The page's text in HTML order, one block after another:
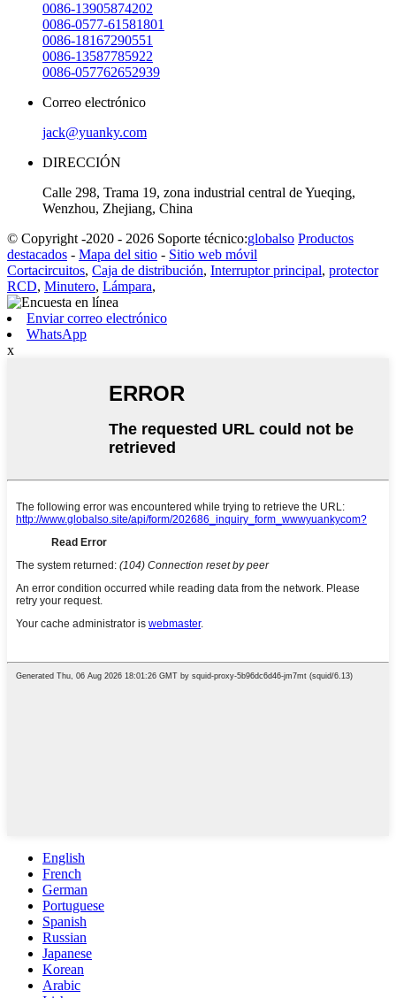
0086-13905874202
0086-0577-61581801
0086-18167290551
0086-13587785922
0086-057762652939
Correo electrónico
jack@yuanky.com
DIRECCIÓN
Calle 298, Trama 19, zona industrial central de Yueqing,
Wenzhou, Zhejiang, China
© Copyright -2020 - 2026 Soporte técnico:globalso Productos
destacados - Mapa del sitio - Sitio web móvil
Cortacircuitos, Caja de distribución, Interruptor principal, protector
RCD, Minutero, Lámpara,
Enviar correo electrónico
WhatsApp
x
English
French
German
Portuguese
Spanish
Russian
Japanese
Korean
Arabic